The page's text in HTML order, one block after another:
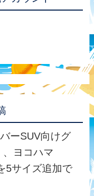
ーSUV向けグ
ヨコハマ
5サイズ追加で